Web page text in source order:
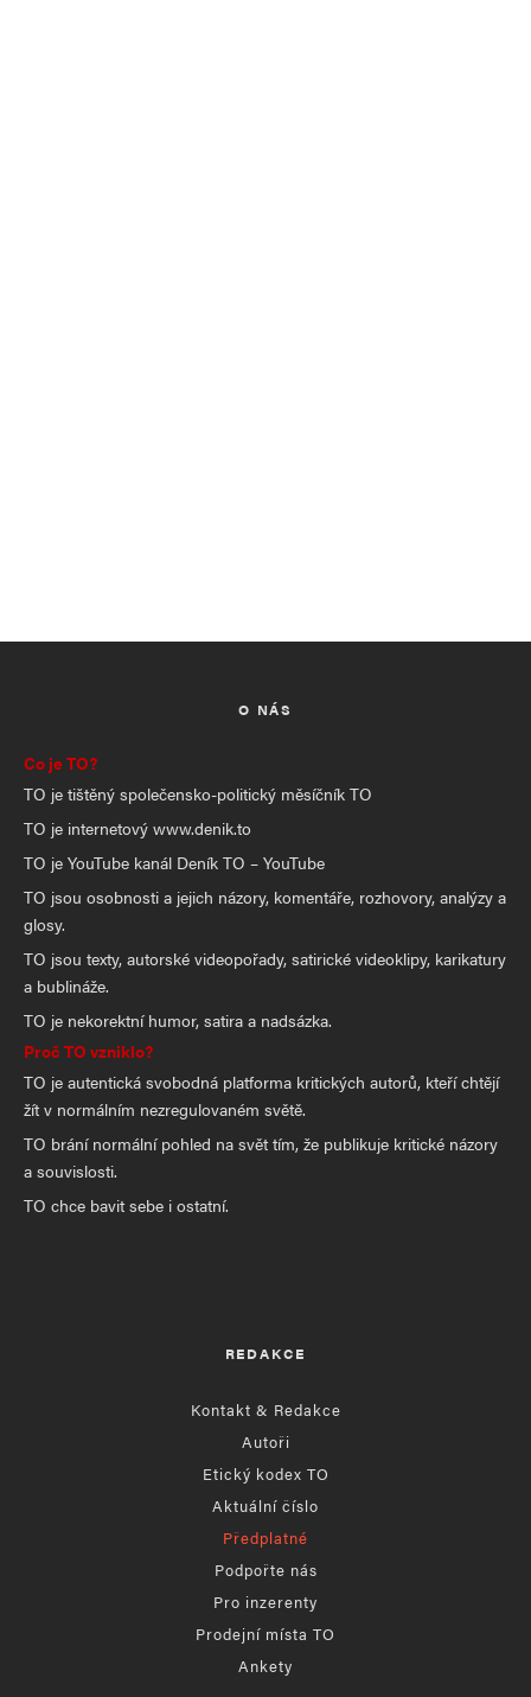
O NÁS
Co je TO?
TO je tištěný společensko-politický měsíčník TO
TO je internetový www.denik.to
TO je YouTube kanál Deník TO – YouTube
TO jsou osobnosti a jejich názory, komentáře, rozhovory, analýzy a
glosy.
TO jsou texty, autorské videopořady, satirické videoklipy, karikatury
a bublináže.
TO je nekorektní humor, satira a nadsázka.
Proč TO vzniklo?
TO je autentická svobodná platforma kritických autorů, kteří chtějí
žít v normálním nezregulovaném světě.
TO brání normální pohled na svět tím, že publikuje kritické názory
a souvislosti.
TO chce bavit sebe i ostatní.
REDAKCE
Kontakt & Redakce
Autoři
Etický kodex TO
Aktuální číslo
Předplatné
Podpořte nás
Pro inzerenty
Prodejní místa TO
Ankety